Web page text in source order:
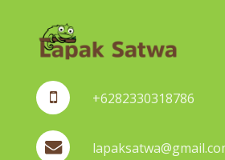
+6282330318786